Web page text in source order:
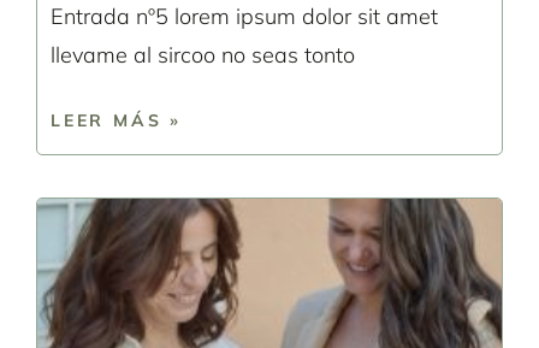
Entrada nº5 lorem ipsum dolor sit amet
llevame al sircoo no seas tonto
LEER MÁS »